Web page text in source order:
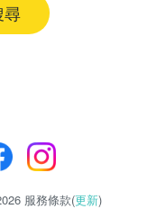
尋
服務條款(更新)